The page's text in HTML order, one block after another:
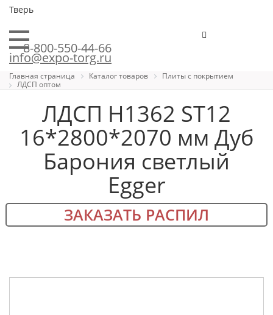
Тверь
8-800-550-44-66
info@expo-torg.ru
Главная страница Каталог товаров
Плиты с покрытием
ЛДСП оптом
ЛДСП H1362 ST12
16*2800*2070 мм Дуб
Барония светлый
Egger
ЗАКАЗАТЬ РАСПИЛ